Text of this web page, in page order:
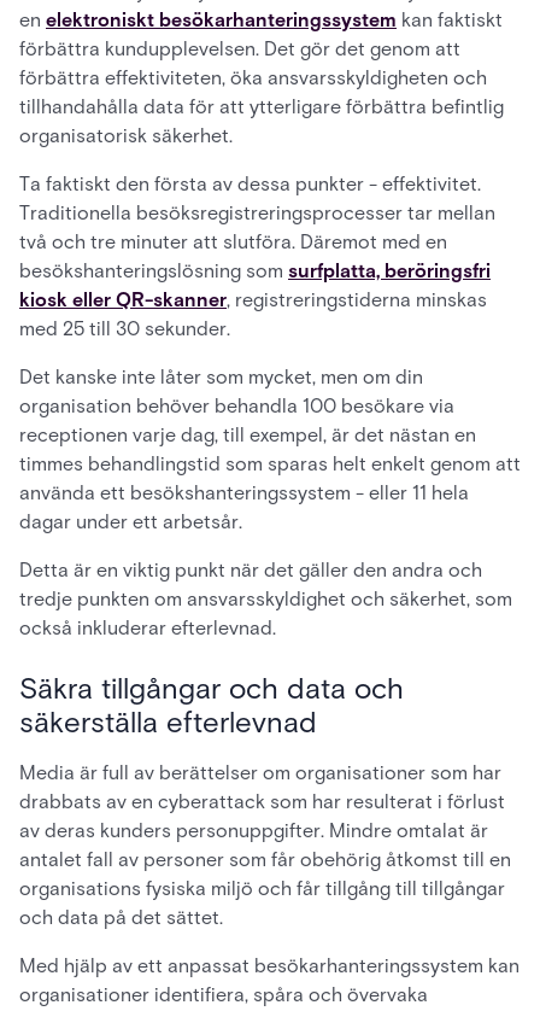
en elektroniskt besökarhanteringssystem kan faktiskt
förbättra kundupplevelsen. Det gör det genom att
förbättra effektiviteten, öka ansvarsskyldigheten och
tillhandahålla data för att ytterligare förbättra befintlig
organisatorisk säkerhet.
Ta faktiskt den första av dessa punkter - effektivitet.
Traditionella besöksregistreringsprocesser tar mellan
två och tre minuter att slutföra. Däremot med en
besökshanteringslösning som surfplatta, beröringsfri
kiosk eller QR-skanner, registreringstiderna minskas
med 25 till 30 sekunder.
Det kanske inte låter som mycket, men om din
organisation behöver behandla 100 besökare via
receptionen varje dag, till exempel, är det nästan en
timmes behandlingstid som sparas helt enkelt genom att
använda ett besökshanteringssystem - eller 11 hela
dagar under ett arbetsår.
Detta är en viktig punkt när det gäller den andra och
tredje punkten om ansvarsskyldighet och säkerhet, som
också inkluderar efterlevnad.
Säkra tillgångar och data och
säkerställa efterlevnad
Media är full av berättelser om organisationer som har
drabbats av en cyberattack som har resulterat i förlust
av deras kunders personuppgifter. Mindre omtalat är
antalet fall av personer som får obehörig åtkomst till en
organisations fysiska miljö och får tillgång till tillgångar
och data på det sättet.
Med hjälp av ett anpassat besökarhanteringssystem kan
organisationer identifiera, spåra och övervaka